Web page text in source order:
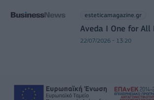
esteticamagazine.gr
Aveda I One for All
22/07/2026 - 13:20